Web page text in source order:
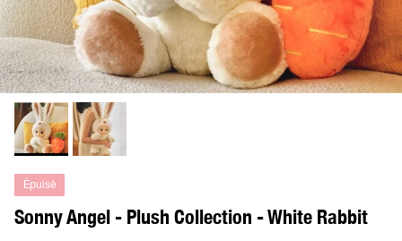
Épuisé
Sonny Angel - Plush Collection - White Rabbit